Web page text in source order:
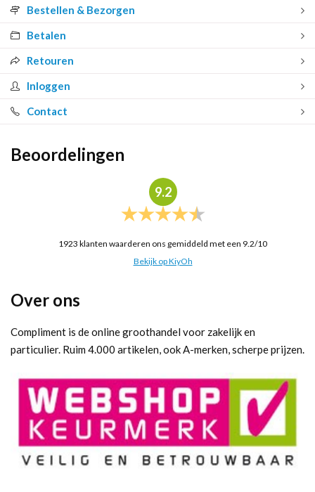
Bestellen & Bezorgen
Betalen
Retouren
Inloggen
Contact
Beoordelingen
9.2
1923 klanten waarderen ons gemiddeld met een 9.2/10
Bekijk op KiyOh
Over ons
Compliment is de online groothandel voor zakelijk en
particulier. Ruim 4.000 artikelen, ook A-merken, scherpe prijzen.